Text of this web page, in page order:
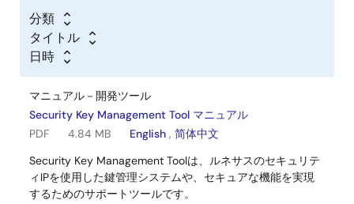
分類
タイトル
日時
マニュアル－開発ツール
Security Key Management Tool マニュアル
PDF
4.84 MB English , 简体中文
Security Key Management Toolは、ルネサスのセキュリテ
ィIPを使用した鍵管理システムや、セキュアな機能を実現
するためのサポートツールです。